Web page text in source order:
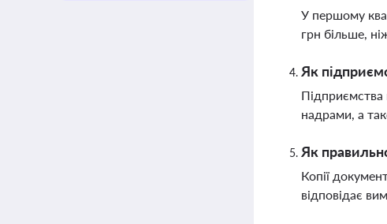
У першому
грн більше,
Як
Підприємства
надрами, а
Як
Копії
відповідає